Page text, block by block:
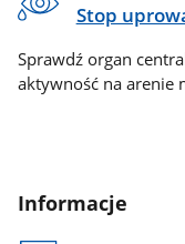
Stop
Sprawdź organ
aktywność na arenie
Informacje